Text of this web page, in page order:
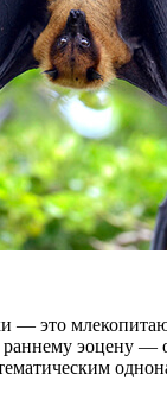
— это
раннему эоцену —